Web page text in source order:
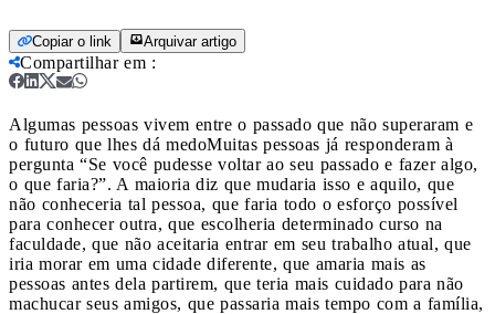
Copiar o link Arquivar artigo
Compartilhar em :
Algumas pessoas vivem entre o passado que não superaram e
o futuro que lhes dá medoMuitas pessoas já responderam à
pergunta “Se você pudesse voltar ao seu passado e fazer algo,
o que faria?”. A maioria diz que mudaria isso e aquilo, que
não conheceria tal pessoa, que faria todo o esforço possível
para conhecer outra, que escolheria determinado curso na
faculdade, que não aceitaria entrar em seu trabalho atual, que
iria morar em uma cidade diferente, que amaria mais as
pessoas antes dela partirem, que teria mais cuidado para não
machucar seus amigos, que passaria mais tempo com a família,